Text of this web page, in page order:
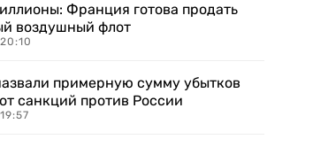
Франция готова продать
воздушный флот
примерную сумму убытков
санкций против России